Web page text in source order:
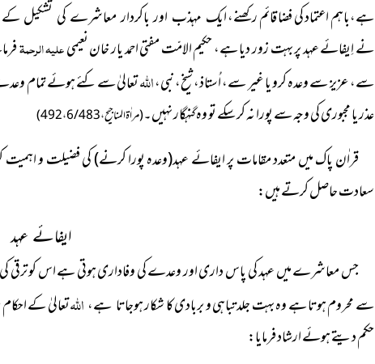
ہے،باہم اعتماد کی فضا قائم رکھنے،ایک مہذب اور باکردار معاشرے کی تشکیل
نے اِیفائے عہد پر بہت زور دیا ہے، حکیم الامّت مفتی احمد یار خان نعیمیعلیہ الرحمۃ
سے، عزیز سے وعدہ کرو یا غیر سے،اُستاذ، شیخ، نبی،اللہتعالیٰ سے کئے ہوئے تمام وعدے
عذر یا مجبوری کی وجہ سے پورا نہ کرسکے تو وہ گنہگار نہیں۔(مراٰۃ المناجیح،6/483، 492)
قراٰن پاک میں متعدد مقامات پر ایفائے عہد(وعدہ پورا کرنے) کی فضیلت و
سعادت حاصل کرتے ہیں:
ایفائے عہد
جس معاشرے میں عہد کی پاس داری اور وعدے کی وفاداری ہوتی ہے اس کو ترقی
سے محروم ہوتا ہے وہ بہت جلد تباہی و بربادی کا شکارہوجاتا ہے، اللہتعالیٰ کے
حکم دیتے ہوئے ارشاد فرمایا: